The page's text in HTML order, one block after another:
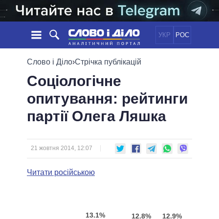
УКР РОС
НОВИНИ
СТРІЧКА
ПОДІЇ
СТАТТІ
ДУМКИ
ОГЛЯДИ
ПОЛІТИКА
ЕКОНОМІКА
СУСПІЛЬСТВО
ОБIЦЯНКИ
ПОЛIТИКИ
УСІ ПОЛІТИКИ
ПРЕЗИДЕНТ І ОФІС
КАБІНЕТ МІНІСТРІВ
ВСІ ПЕРСОНИ
ВІДЕО
ПІДТРИМАТИ
Слово і Діло›Стрічка публікацій
Соціологічне
опитування: рейтинги
партії Олега Ляшка
21 жовтня 2014, 12:07
Читати російською
13.1%
12.8%
12.9%